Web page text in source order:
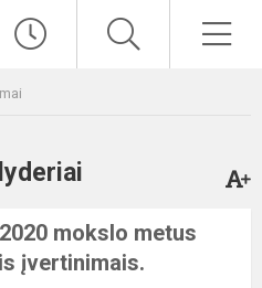
lyderiai
mokslo metus
įvertinimais.